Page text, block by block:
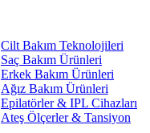
Cilt Bakım Teknolojileri
Saç Bakım Ürünleri
Erkek Bakım Ürünleri
Ağız Bakım Ürünleri
Epilatörler & IPL Cihazları
Ateş Ölçerler & Tansiyon